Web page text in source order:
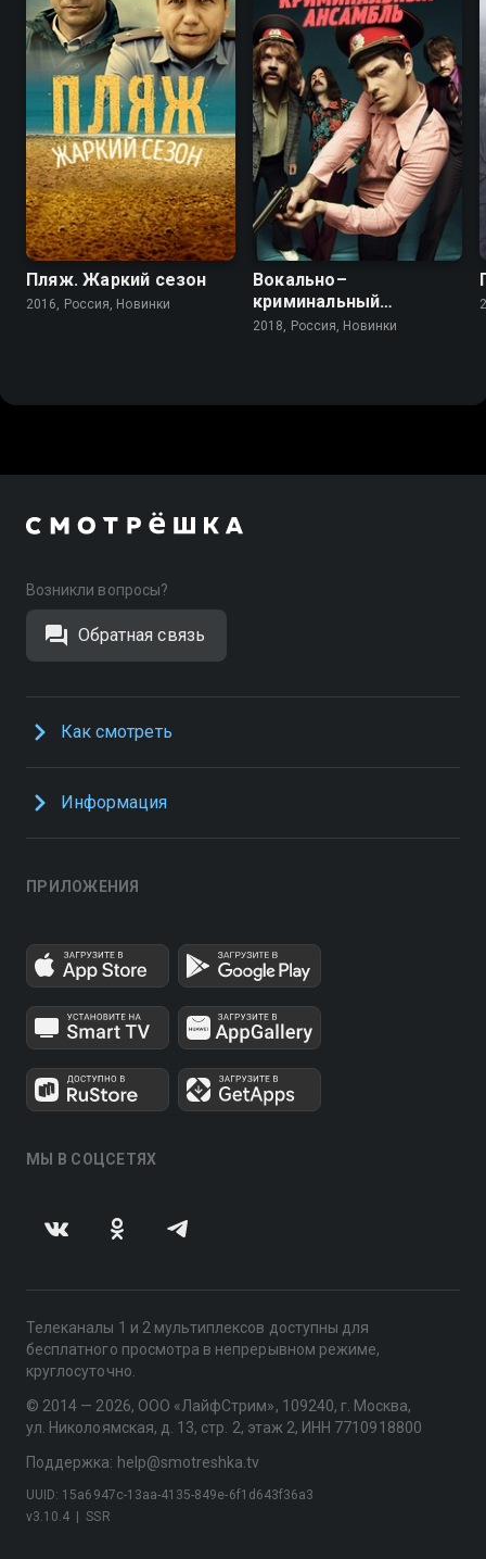
Пляж. Жаркий сезон
2016, Россия, Новинки
Вокально–
криминальный
ансамбль
2018, Россия, Новинки
Возникли вопросы?
Обратная связь
Как смотреть
Информация
ПРИЛОЖЕНИЯ
МЫ В СОЦСЕТЯХ
Телеканалы 1 и 2 мультиплексов доступны для
бесплатного просмотра в непрерывном режиме,
круглосуточно.
© 2014 — 2026, ООО «ЛайфСтрим», 109240, г. Москва,
ул. Николоямская, д. 13, стр. 2, этаж 2, ИНН 7710918800
Поддержка: help@smotreshka.tv
v3.10.4 SSR
UUID: 15a6947c-13aa-4135-849e-6f1d643f36a3